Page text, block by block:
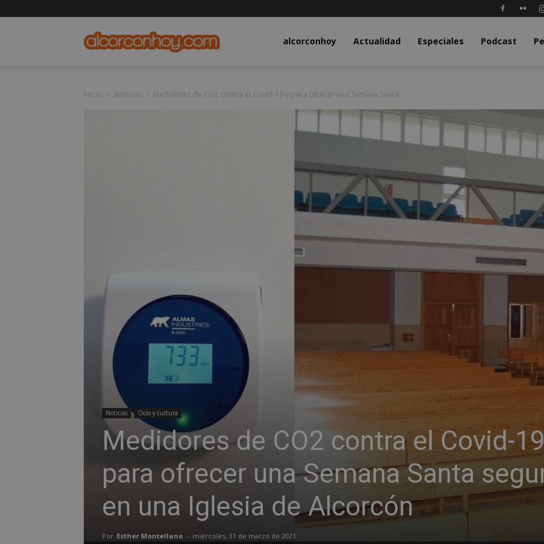
alcorconhoy.comalcorconhoy Actualidad Especiales Podcast
Inicio Noticias Medidores de CO2 contra el Covid-19 y para ofrecer una Semana Santa...
Noticias Ocio y cultura
Medidores de CO2 contra el Covid-
para ofrecer una Semana Santa
en una Iglesia de Alcorcón
Por Esther Montellano - miércoles, 31 de marzo de 2021